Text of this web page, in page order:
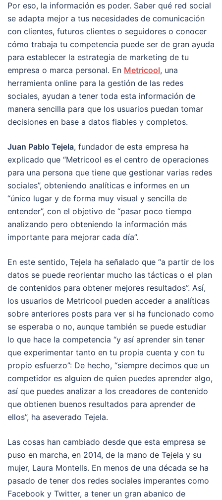
Por eso, la información es poder. Saber qué red social
se adapta mejor a tus necesidades de comunicación
con clientes, futuros clientes o seguidores o conocer
cómo trabaja tu competencia puede ser de gran ayuda
para establecer la estrategia de marketing de tu
empresa o marca personal. En Metricool, una
herramienta online para la gestión de las redes
sociales, ayudan a tener toda esta información de
manera sencilla para que los usuarios puedan tomar
decisiones en base a datos fiables y completos.
Juan Pablo Tejela, fundador de esta empresa ha
explicado que “Metricool es el centro de operaciones
para una persona que tiene que gestionar varias redes
sociales”, obteniendo analíticas e informes en un
“único lugar y de forma muy visual y sencilla de
entender”, con el objetivo de “pasar poco tiempo
analizando pero obteniendo la información más
importante para mejorar cada día”.
En este sentido, Tejela ha señalado que “a partir de los
datos se puede reorientar mucho las tácticas o el plan
de contenidos para obtener mejores resultados”. Así,
los usuarios de Metricool pueden acceder a analíticas
sobre anteriores posts para ver si ha funcionado como
se esperaba o no, aunque también se puede estudiar
lo que hace la competencia “y así aprender sin tener
que experimentar tanto en tu propia cuenta y con tu
propio esfuerzo”: De hecho, “siempre decimos que un
competidor es alguien de quien puedes aprender algo,
así que puedes analizar a los creadores de contenido
que obtienen buenos resultados para aprender de
ellos”, ha aseverado Tejela.
Las cosas han cambiado desde que esta empresa se
puso en marcha, en 2014, de la mano de Tejela y su
mujer, Laura Montells. En menos de una década se ha
pasado de tener dos redes sociales imperantes como
Facebook y Twitter, a tener un gran abanico de